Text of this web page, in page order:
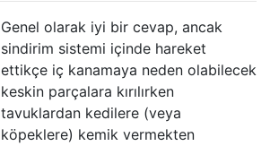
Genel olarak iyi bir cevap, ancak
sindirim sistemi içinde hareket
ettikçe iç kanamaya neden olabilecek
keskin parçalara kırılırken
tavuklardan kedilere (veya
köpeklere) kemik vermekten